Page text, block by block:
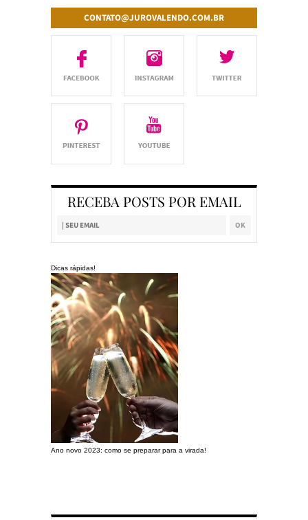
CONTATO@JUROVALENDO.COM.BR
RECEBA POSTS POR EMAIL
Dicas rápidas!
Ano novo 2023: como se preparar para a virada!